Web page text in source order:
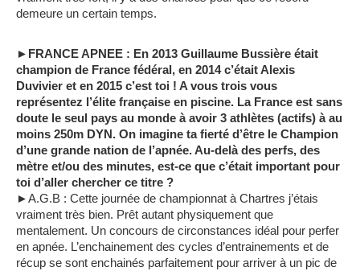
demeure un certain temps.
►FRANCE APNEE : En 2013 Guillaume Bussière était
champion de France fédéral, en 2014 c’était Alexis
Duvivier et en 2015 c’est toi ! A vous trois vous
représentez l’élite française en piscine. La France est sans
doute le seul pays au monde à avoir 3 athlètes (actifs) à au
moins 250m DYN. On imagine ta fierté d’être le Champion
d’une grande nation de l’apnée. Au-delà des perfs, des
mètre et/ou des minutes, est-ce que c’était important pour
toi d’aller chercher ce titre ?
►A.G.B : Cette journée de championnat à Chartres j’étais
vraiment très bien. Prêt autant physiquement que
mentalement. Un concours de circonstances idéal pour perfer
en apnée. L’enchainement des cycles d’entrainements et de
récup se sont enchainés parfaitement pour arriver à un pic de